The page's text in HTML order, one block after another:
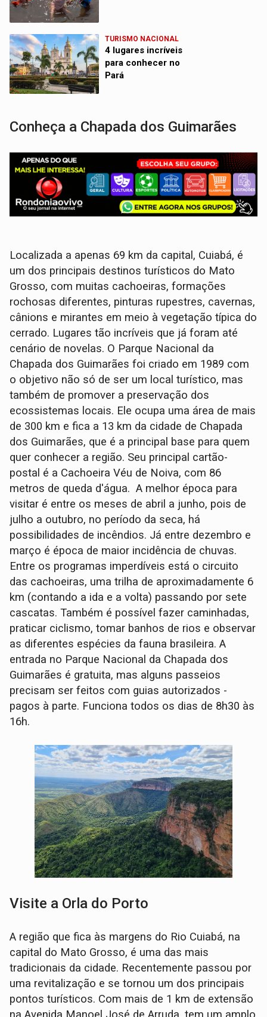
TURISMO NACIONAL
4 lugares incríveis
para conhecer no
Pará
Conheça a Chapada dos Guimarães
Localizada a apenas 69 km da capital, Cuiabá, é
um dos principais destinos turísticos do Mato
Grosso, com muitas cachoeiras, formações
rochosas diferentes, pinturas rupestres, cavernas,
cânions e mirantes em meio à vegetação típica do
cerrado. Lugares tão incríveis que já foram até
cenário de novelas. O Parque Nacional da
Chapada dos Guimarães foi criado em 1989 com
o objetivo não só de ser um local turístico, mas
também de promover a preservação dos
ecossistemas locais. Ele ocupa uma área de mais
de 300 km e fica a 13 km da cidade de Chapada
dos Guimarães, que é a principal base para quem
quer conhecer a região. Seu principal cartão-
postal é a Cachoeira Véu de Noiva, com 86
metros de queda d'água. A melhor época para
visitar é entre os meses de abril a junho, pois de
julho a outubro, no período da seca, há
possibilidades de incêndios. Já entre dezembro e
março é época de maior incidência de chuvas.
Entre os programas imperdíveis está o circuito
das cachoeiras, uma trilha de aproximadamente 6
km (contando a ida e a volta) passando por sete
cascatas. Também é possível fazer caminhadas,
praticar ciclismo, tomar banhos de rios e observar
as diferentes espécies da fauna brasileira. A
entrada no Parque Nacional da Chapada dos
Guimarães é gratuita, mas alguns passeios
precisam ser feitos com guias autorizados -
pagos à parte. Funciona todos os dias de 8h30 às
16h.
Visite a Orla do Porto
A região que fica às margens do Rio Cuiabá, na
capital do Mato Grosso, é uma das mais
tradicionais da cidade. Recentemente passou por
uma revitalização e se tornou um dos principais
pontos turísticos. Com mais de 1 km de extensão
na Avenida Manoel José de Arruda, tem um amplo